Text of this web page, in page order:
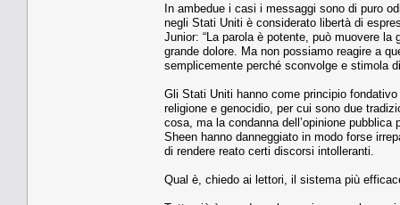
In ambedue i casi i messaggi sono di puro
negli Stati Uniti è considerato libertà di
Junior: “La parola è potente, può muovere
grande dolore. Ma non possiamo reagire a
semplicemente perché sconvolge e stimola
Gli Stati Uniti hanno come principio
religione e genocidio, per cui sono due
cosa, ma la condanna dell’opinione
Sheen hanno danneggiato in modo forse
di rendere reato certi discorsi intolleranti.
Qual è, chiedo ai lettori, il sistema più